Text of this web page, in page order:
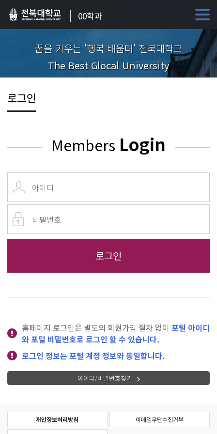
00학과
꿈을 키우는 '행복 배움터' 전북대학교
The Best Glocal University
로그인
Members Login
홈페이지 로그인은 별도의 회원가입 절차 없이 포털 아이디
와 포털 비밀번호로 로그인 할 수 있습니다.
로그인 정보는 포털 계정 정보와 동일합니다.
아이디/비밀번호찾기
개인정보처리방침 이메일무단수집거부